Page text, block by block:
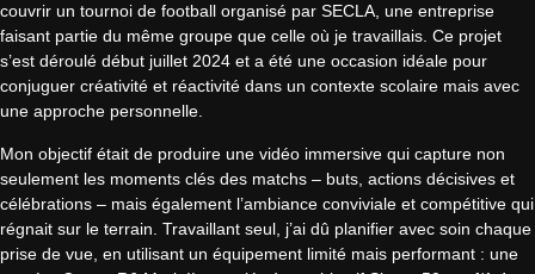
couvrir un tournoi de football organisé par SECLA, une entreprise
faisant partie du même groupe que celle où je travaillais. Ce projet
s’est déroulé début juillet 2024 et a été une occasion idéale pour
conjuguer créativité et réactivité dans un contexte scolaire mais avec
une approche personnelle.
Mon objectif était de produire une vidéo immersive qui capture non
seulement les moments clés des matchs – buts, actions décisives et
célébrations – mais également l’ambiance conviviale et compétitive qui
régnait sur le terrain. Travaillant seul, j’ai dû planifier avec soin chaque
prise de vue, en utilisant un équipement limité mais performant : une